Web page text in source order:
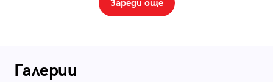
Зареди още
Галерии